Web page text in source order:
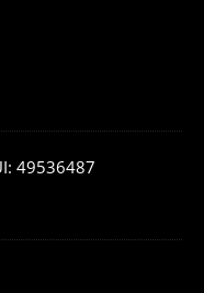
49536487